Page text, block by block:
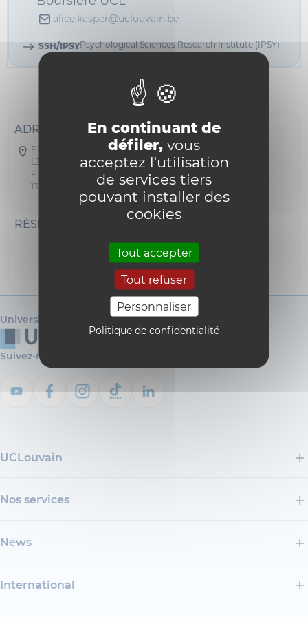
En continuant de
défiler, vous
acceptez l'utilisation
de services tiers
pouvant installer des
cookies
Tout accepter
Tout refuser
Personnaliser
Politique de confidentialité
alice.kasper@uclouvain.be
SSH/IPSYPsychological Sciences Research Institute (IPSY)
Informations
ADRESSE POSTALE
PSP - Michotte/Socrate/Mercier
L3.05.01
Place Cardinal Mercier 10
1348 Louvain-la-Neuve
RÉSEAUX SOCIAUX
i18n_0
Université catholique de Louvain
Suivez-nous
UCLouvain
Nos services
News
International